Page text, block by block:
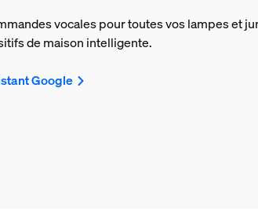
vocales pour toutes vos lampes et
de maison intelligente.
Google